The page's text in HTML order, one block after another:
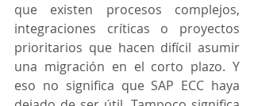
que existen procesos complejos,
integraciones críticas o proyectos
prioritarios que hacen difícil asumir
una migración en el corto plazo. Y
eso no significa que SAP ECC haya